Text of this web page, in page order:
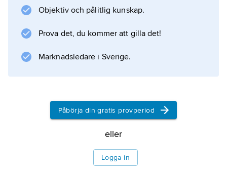
Objektiv och pålitlig kunskap.
Prova det, du kommer att gilla det!
Marknadsledare i Sverige.
Påbörja din gratis provperiod
eller
Logga in